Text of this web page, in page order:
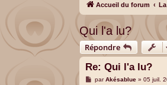
Accueil du forum
Qui l'a lu?
Répondre
Re: Qui l'a lu?
MparAkésablue »05 juil.